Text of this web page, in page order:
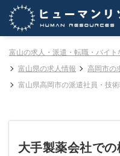
富山の求人・派遣・転職・バイ
富山県の求人情報
高岡市の
富山県高岡市の派遣社員・技
大手製薬会社で